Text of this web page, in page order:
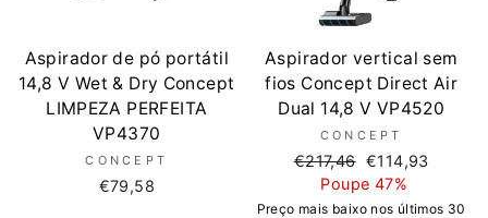
Aspirador de pó portátil
14,8 V Wet & Dry Concept
LIMPEZA PERFEITA
VP4370
CONCEPT
€79,58
Aspirador vertical sem
fios Concept Direct Air
Dual 14,8 V VP4520
CONCEPT
Preço
normal
€217,46 Preço
de
saldo
€114,93
Poupe 47%
Preço mais baixo nos últimos 30